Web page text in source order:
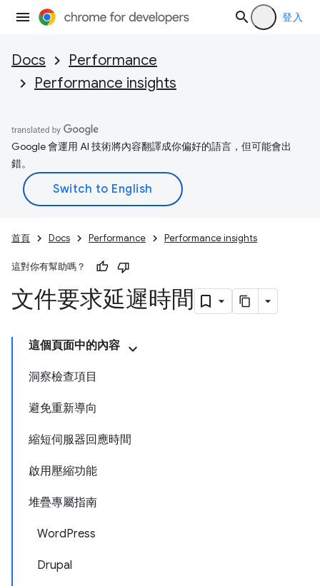
登入
Docs
Performance
Performance insights
Google 會運用 AI 技術將內容翻譯成你偏好的語言，但可能會出
錯。
首頁 Docs Performance Performance insights
這對你有幫助嗎？
文件要求延遲時間
這個頁面中的內容
洞察檢查項目
避免重新導向
縮短伺服器回應時間
啟用壓縮功能
堆疊專屬指南
WordPress
Drupal